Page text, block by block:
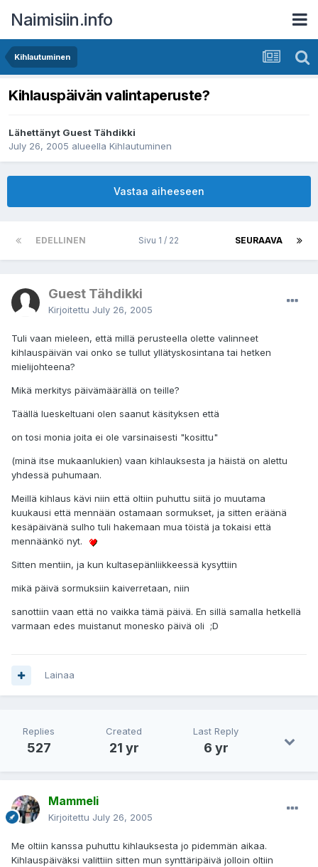
Naimisiin.info
Kihlautuminen
Kihlauspäivän valintaperuste?
Lähettänyt Guest Tähdikki
July 26, 2005 alueella Kihlautuminen
Vastaa aiheeseen
EDELLINEN SEURAAVA
Sivu 1 / 22
Guest Tähdikki
Kirjoitettu July 26, 2005
Tuli vaan mieleen, että millä perusteella olette valinneet
kihlauspäivän vai onko se tullut yllätyskosintana tai hetken
mielijohteena?
Mikä merkitys päivämäärällä on teille?
Täällä lueskeltuani olen saanut käsityksen että
on tosi monia joita ei ole varsinaisesti "kosittu"
(minä itse mukaanlukien) vaan kihlauksesta ja häistä on alettu
yhdessä puhumaan.
Meillä kihlaus kävi niin että oltiin puhuttu siitä jo muutama
kuukausi että mennään ostamaan sormukset, ja sitten eräänä
kesäpäivänä sulho tuli hakemaan mua töistä ja tokaisi että
mennäänkö nyt.
Sitten mentiin, ja kun kultasepänliikkeessä kysyttiin
mikä päivä sormuksiin kaiverretaan, niin
sanottiin vaan että no vaikka tämä päivä. En sillä samalla hetkellä
varmaan edes muistanut monesko päivä oli ;D
Lainaa
Replies
527
Created
21 yr
Last Reply
6 yr
Mammeli
Kirjoitettu July 26, 2005
Me oltiin kanssa puhuttu kihlauksesta jo pidemmän aikaa.
Kihlauspäiväksi valittiin sitten mun synttäripäivä jolloin oltiin